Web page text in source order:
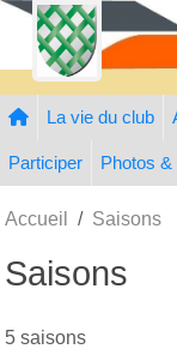
La vie du club
Participer Photos &
Accueil Saisons
Saisons
5 saisons
Panneau de